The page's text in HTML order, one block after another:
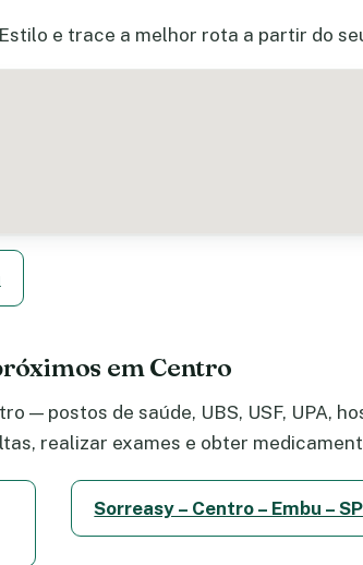
e trace a melhor rota a partir do
em Centro
— postos de saúde, UBS, USF, UPA,
realizar exames e obter
Sorreasy – Centro – Embu – SP